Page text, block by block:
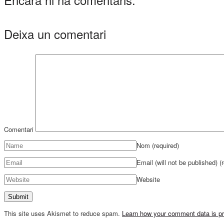
Deixa un comentari
Comentari
Nom (required)
Email (will not be published)
Website
This site uses Akismet to reduce spam. Learn how your comment data is